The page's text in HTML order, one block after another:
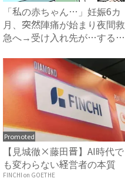
「私の赤ちゃん…」妊娠6カ
月、突然陣痛が始まり夜間救
急へ→受け入れ先が…すると
Promoted
【見城徹×藤田晋】AI時代で
も変わらない経営者の本質
FINCHI on GOETHE